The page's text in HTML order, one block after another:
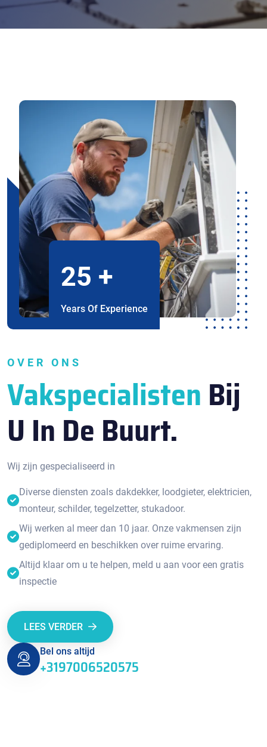
25 +
Years Of Experience
OVER ONS
Vakspecialisten Bij
U In De Buurt.
Wij zijn gespecialiseerd in
Diverse diensten zoals dakdekker, loodgieter, elektricien,
monteur, schilder, tegelzetter, stukadoor.
Wij werken al meer dan 10 jaar. Onze vakmensen zijn
gediplomeerd en beschikken over ruime ervaring.
Altijd klaar om u te helpen, meld u aan voor een gratis
inspectie
LEES VERDER
Bel ons altijd
+3197006520575